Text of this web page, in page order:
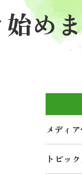
め
メディ
トピッ